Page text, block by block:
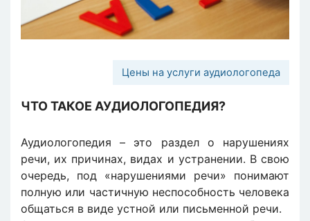
Цены на услуги аудиологопеда
ЧТО ТАКОЕ АУДИОЛОГОПЕДИЯ?
Аудиологопедия – это раздел о нарушениях
речи, их причинах, видах и устранении. В свою
очередь, под «нарушениями речи» понимают
полную или частичную неспособность человека
общаться в виде устной или письменной речи.